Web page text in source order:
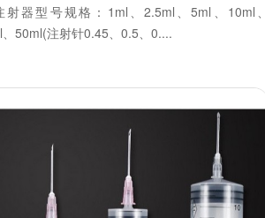
射器型号规格：1ml、2.5ml、5ml、10ml、
50ml(注射针0.45、0.5、0....